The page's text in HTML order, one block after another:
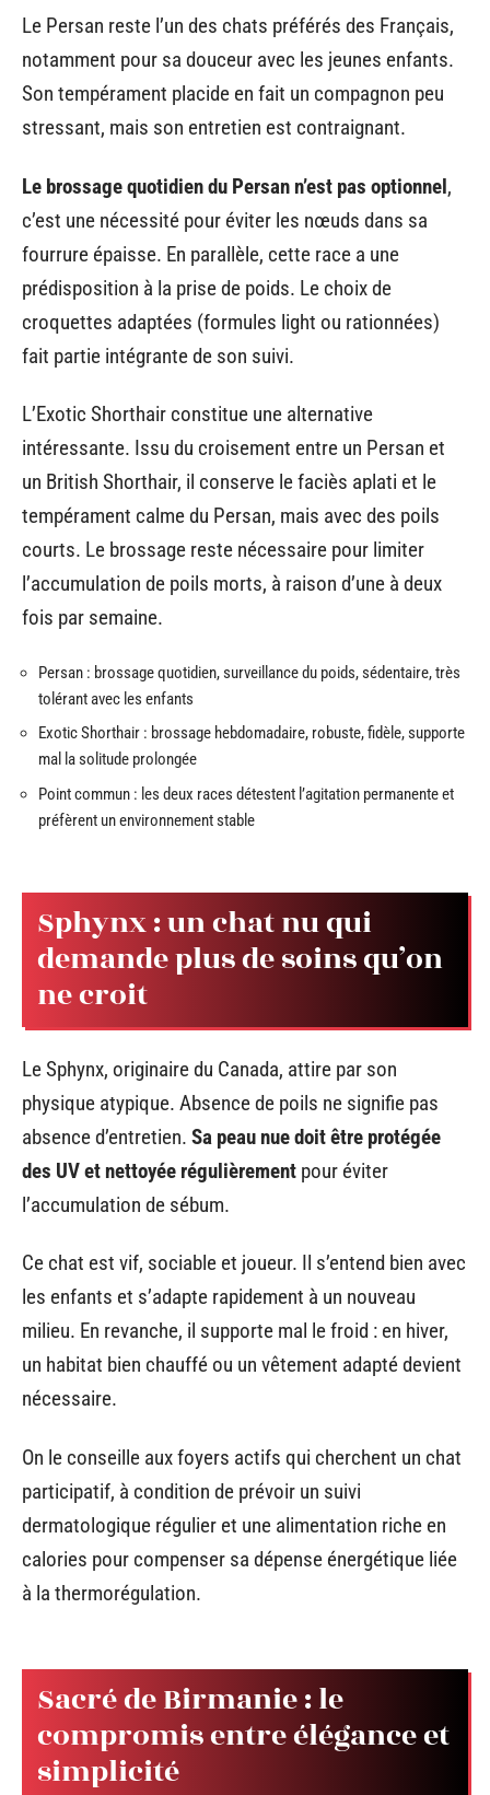
Le Persan reste l’un des chats préférés des Français,
notamment pour sa douceur avec les jeunes enfants.
Son tempérament placide en fait un compagnon peu
stressant, mais son entretien est contraignant.
Le brossage quotidien du Persan n’est pas optionnel,
c’est une nécessité pour éviter les nœuds dans sa
fourrure épaisse. En parallèle, cette race a une
prédisposition à la prise de poids. Le choix de
croquettes adaptées (formules light ou rationnées)
fait partie intégrante de son suivi.
L’Exotic Shorthair constitue une alternative
intéressante. Issu du croisement entre un Persan et
un British Shorthair, il conserve le faciès aplati et le
tempérament calme du Persan, mais avec des poils
courts. Le brossage reste nécessaire pour limiter
l’accumulation de poils morts, à raison d’une à deux
fois par semaine.
Persan : brossage quotidien, surveillance du poids, sédentaire, très
tolérant avec les enfants
Exotic Shorthair : brossage hebdomadaire, robuste, fidèle, supporte
mal la solitude prolongée
Point commun : les deux races détestent l’agitation permanente et
préfèrent un environnement stable
Sphynx : un chat nu qui
demande plus de soins qu’on
ne croit
Le Sphynx, originaire du Canada, attire par son
physique atypique. Absence de poils ne signifie pas
absence d’entretien. Sa peau nue doit être protégée
des UV et nettoyée régulièrement pour éviter
l’accumulation de sébum.
Ce chat est vif, sociable et joueur. Il s’entend bien avec
les enfants et s’adapte rapidement à un nouveau
milieu. En revanche, il supporte mal le froid : en hiver,
un habitat bien chauffé ou un vêtement adapté devient
nécessaire.
On le conseille aux foyers actifs qui cherchent un chat
participatif, à condition de prévoir un suivi
dermatologique régulier et une alimentation riche en
calories pour compenser sa dépense énergétique liée
à la thermorégulation.
Sacré de Birmanie : le
compromis entre élégance et
simplicité